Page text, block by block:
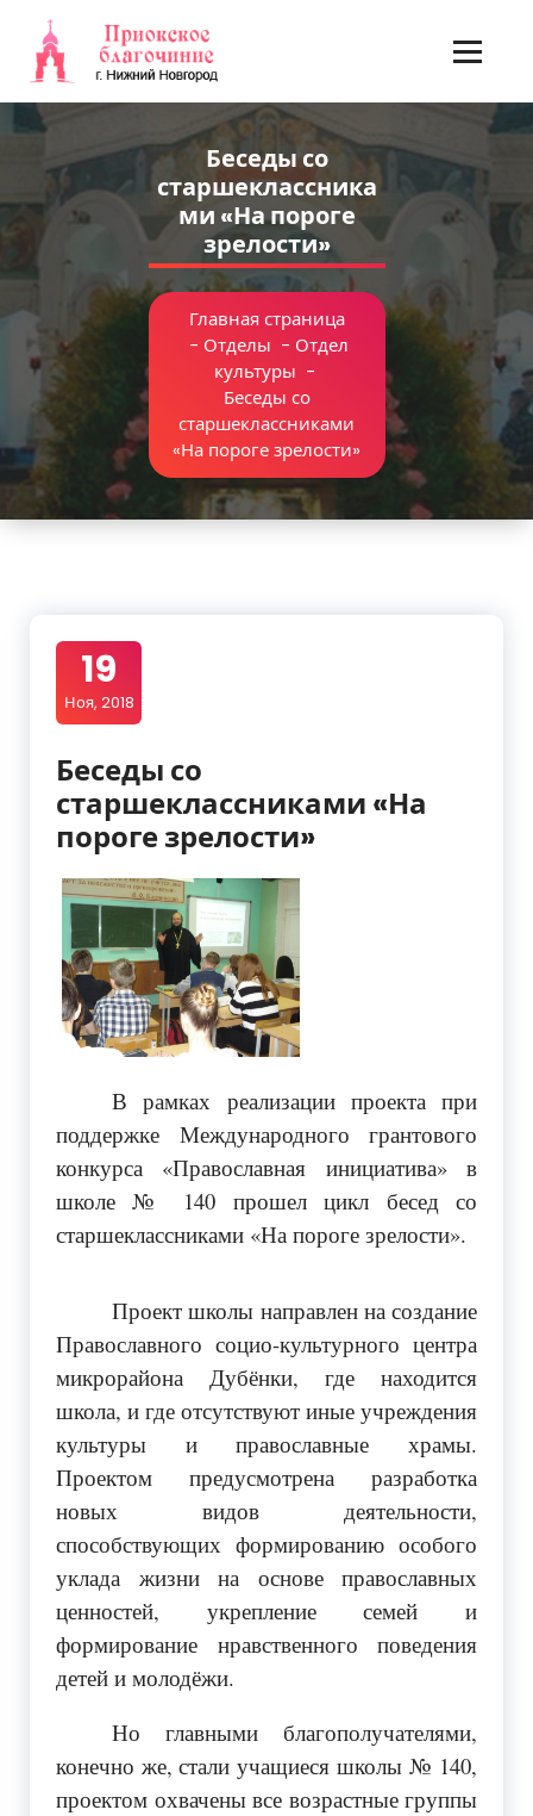
содержимому
Беседы со
старшеклассника
ми «На пороге
зрелости»
Главная страница
- Отделы - Отдел
культуры -
Беседы со
старшеклассниками
«На пороге зрелости»
19
Ноя, 2018
Беседы со
старшеклассниками «На
пороге зрелости»
В рамках реализации проекта при
поддержке Международного грантового
конкурса «Православная инициатива» в
школе № 140 прошел цикл бесед со
старшеклассниками «На пороге зрелости».
Проект школы направлен на создание
Православного социо-культурного центра
микрорайона Дубёнки, где находится
школа, и где отсутствуют иные учреждения
культуры и православные храмы.
Проектом предусмотрена разработка
новых видов деятельности,
способствующих формированию особого
уклада жизни на основе православных
ценностей, укрепление семей и
формирование нравственного поведения
детей и молодёжи.
Но главными благополучателями,
конечно же, стали учащиеся школы № 140,
проектом охвачены все возрастные группы